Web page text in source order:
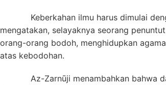
Keberkahan ilmu harus dimulai
mengatakan, selayaknya seorang
orang-orang bodoh, menghidupkan
atas kebodohan.
Az-Zarnūji menambahkan bahwa